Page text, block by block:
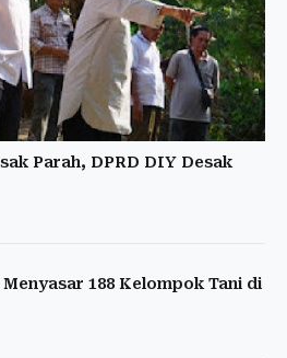
Parah, DPRD DIY Desak
188 Kelompok Tani di